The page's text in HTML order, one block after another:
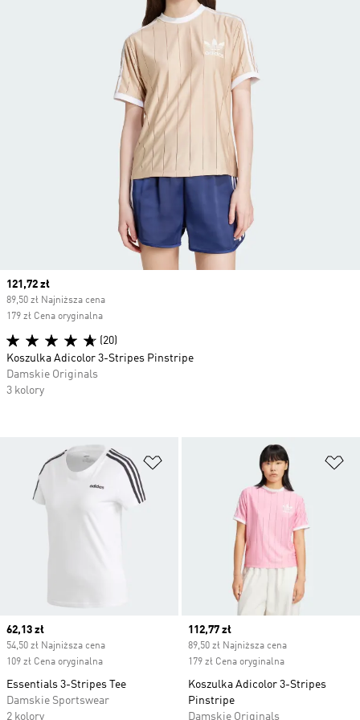
Dodaj do listy życzeń
Current price
62,13 zł
54,50 zł Najniższa cena
109 zł Cena oryginalna
Essentials 3-Stripes Tee
Damskie Sportswear
2 kolory
Current price
112,77 zł
89,50 zł Najniższa cena
179 zł Cena oryginalna
Koszulka Adicolor 3-Stripes
Pinstripe
Damskie Originals
Current price
121,72 zł
89,50 zł Najniższa cena
179 zł Cena oryginalna
(20)
Koszulka Adicolor 3-Stripes Pinstripe
Damskie Originals
3 kolory